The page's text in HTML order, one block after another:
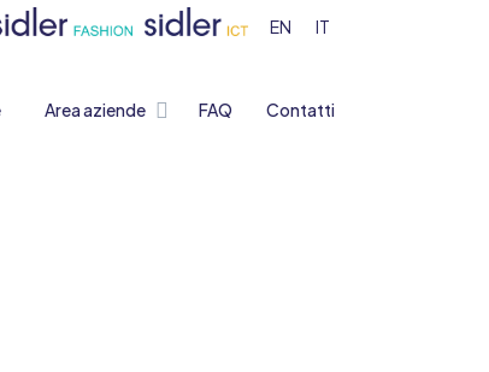
EN IT
Area aziende FAQ Contatti